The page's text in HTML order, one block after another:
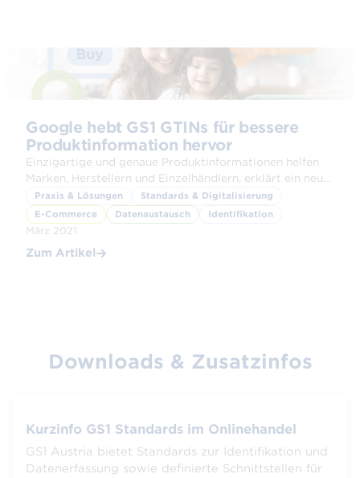
Google hebt GS1 GTINs für bessere
Produktinformation hervor
Einzigartige und genaue Produktinformationen helfen
Marken, Herstellern und Einzelhändlern, erklärt ein neuer
Google-Blogpost.
Praxis & Lösungen
Standards & Digitalisierung
E-Commerce
Datenaustausch Identifikation
März 2021
Zum Artikel
Downloads & Zusatzinfos
Kurzinfo GS1 Standards im Onlinehandel
GS1 Austria bietet Standards zur Identifikation und
Datenerfassung sowie definierte Schnittstellen für